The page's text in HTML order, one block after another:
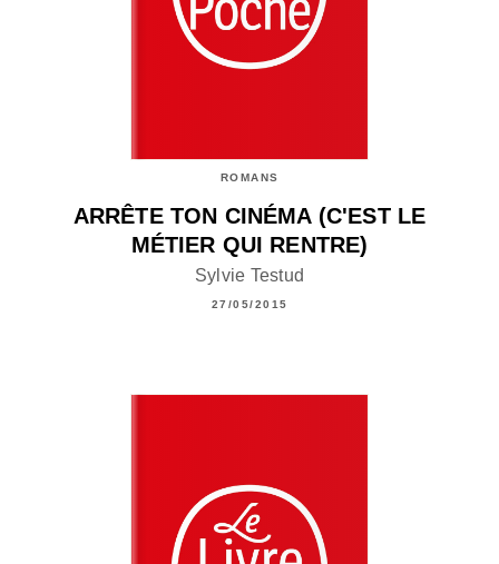
ROMANS
ARRÊTE TON CINÉMA (C'EST LE
MÉTIER QUI RENTRE)
Sylvie Testud
27/05/2015